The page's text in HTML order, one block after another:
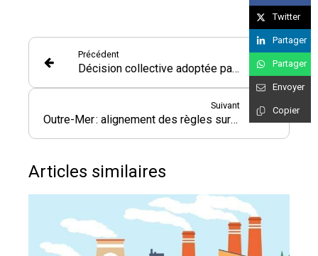
Précédent
Décision collective adoptée par une minorité : possible en SAS ?
Suivant
Outre-Mer : alignement des règles sur les espaces numériques
Articles similaires
Twitter
Partager
Partager
Envoyer
Copier